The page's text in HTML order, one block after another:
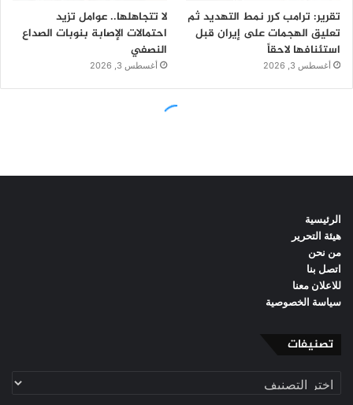
الرئيسية
هيئة التحرير
من نحن
اتصل بنا
للاعلان معنا
سياسة الخصوصية
تصنيفات
تصنيفات